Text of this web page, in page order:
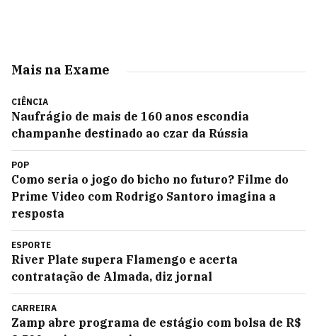
Mais na Exame
CIÊNCIA
Naufrágio de mais de 160 anos escondia
champanhe destinado ao czar da Rússia
POP
Como seria o jogo do bicho no futuro? Filme do
Prime Video com Rodrigo Santoro imagina a
resposta
ESPORTE
River Plate supera Flamengo e acerta
contratação de Almada, diz jornal
CARREIRA
Zamp abre programa de estágio com bolsa de R$